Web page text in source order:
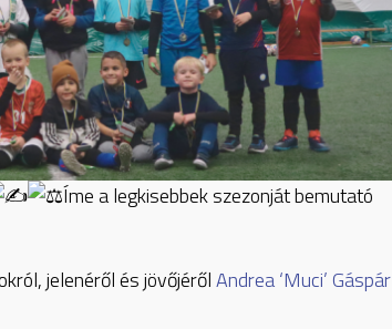
Íme a legkisebbek szezonját bemutató
jelenéről és jövőjérőlAndrea ‘Muci’ Gáspár